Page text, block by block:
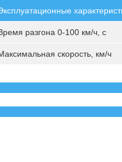
разгона 0-100 км/ч, с
скорость, км/ч